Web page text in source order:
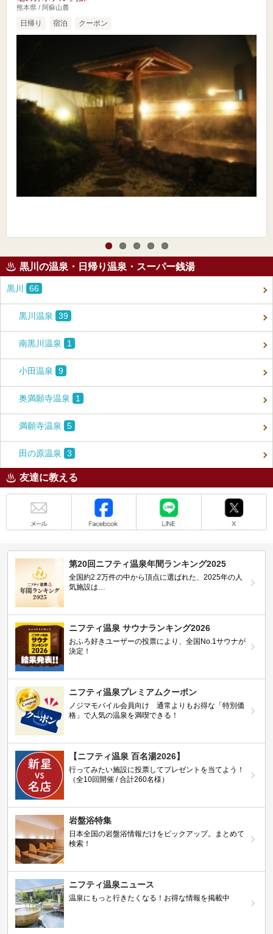
熊本県 / 阿蘇山麓
日帰り 宿泊 クーポン
黒川の温泉・日帰り温泉・スーパー銭湯
黒川 66
黒川温泉 39
南黒川温泉 1
小田温泉 9
奥満願寺温泉 1
満願寺温泉 5
田の原温泉 3
友達に教える
第20回ニフティ温泉年間ランキング2025
全国約2.2万件の中から頂点に選ばれた、2025年の人
気施設は…
ニフティ温泉 サウナランキング2026
おふろ好きユーザーの投票により、全国No.1サウナが
決定！
ニフティ温泉プレミアムクーポン
ノジマモバイル会員向け 通常よりもお得な「特別価
格」で人気の温泉を満喫できる！
【ニフティ温泉 百名湯2026】
行ってみたい施設に投票してプレゼントを当てよう！
（全10回開催 / 合計260名様）
岩盤浴特集
日本全国の岩盤浴情報だけをピックアップ。まとめて
検索！
ニフティ温泉ニュース
温泉にもっと行きたくなる！お得な情報を掲載中